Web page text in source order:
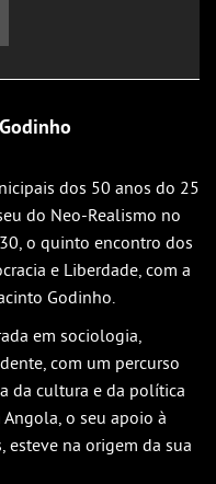
dos 50 anos do 25
do Neo-Realismo no
o quinto encontro dos
e Liberdade, com a
Godinho.
em sociologia,
com um percurso
da cultura e da política
Angola, o seu apoio à
esteve na origem da sua